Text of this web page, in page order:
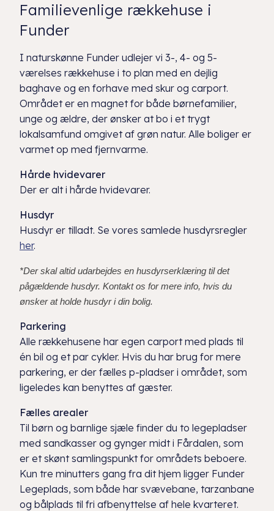
Familievenlige rækkehuse i
Funder
I naturskønne Funder udlejer vi 3-, 4- og 5-
værelses rækkehuse i to plan med en dejlig
baghave og en forhave med skur og carport.
Området er en magnet for både børnefamilier,
unge og ældre, der ønsker at bo i et trygt
lokalsamfund omgivet af grøn natur. Alle boliger er
varmet op med fjernvarme.
Hårde hvidevarer
Der er alt i hårde hvidevarer.
Husdyr
Husdyr er tilladt. Se vores samlede husdyrsregler
her.
*Der skal altid udarbejdes en husdyrserklæring til det
pågældende husdyr. Kontakt os for mere info, hvis du
ønsker at holde husdyr i din bolig.
Parkering
Alle rækkehusene har egen carport med plads til
én bil og et par cykler. Hvis du har brug for mere
parkering, er der fælles p-pladser i området, som
ligeledes kan benyttes af gæster.
Fælles arealer
Til børn og barnlige sjæle finder du to legepladser
med sandkasser og gynger midt i Fårdalen, som
er et skønt samlingspunkt for områdets beboere.
Kun tre minutters gang fra dit hjem ligger Funder
Legeplads, som både har svævebane, tarzanbane
og bålplads til fri afbenyttelse af hele kvarteret.